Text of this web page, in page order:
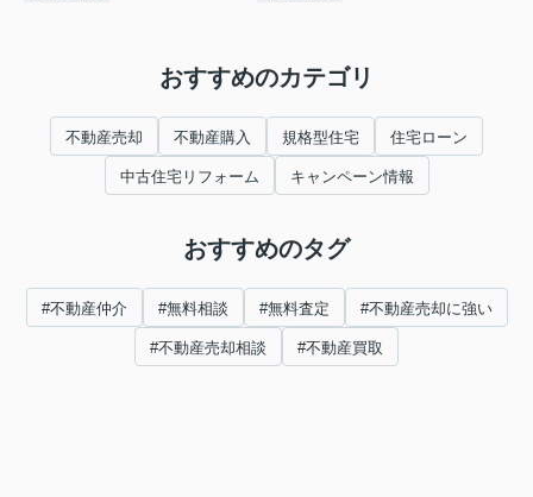
おすすめのカテゴリ
不動産売却 不動産購入 規格型住宅 住宅ローン
中古住宅リフォーム キャンペーン情報
おすすめのタグ
#不動産仲介 #無料相談 #無料査定 #不動産売却に強い
#不動産売却相談 #不動産買取